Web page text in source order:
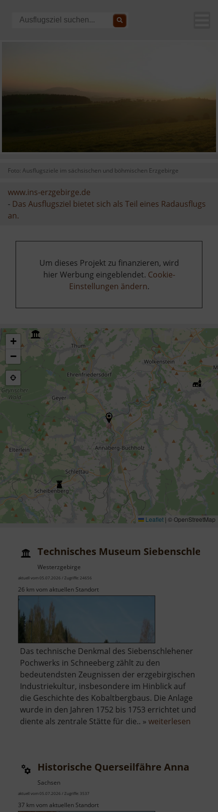
Foto: Ausflugsziele im sächsischen und böhmischen Erzgebirge
www.ins-erzgebirge.de
- Das Ausflugsziel bietet sich als Teil eines Radausflugs
an.
Um dieses Projekt zu finanzieren, wird
hier Werbung eingeblendet. Cookie-
Einstellungen ändern.
+
−
Leaflet | © OpenStreetMap
Technisches Museum
Westerzgebirge
aktuell vom 05.07.2026 / Zugriffe: 24656
26 km vom aktuellen Standort
Das technische Denkmal des Siebenschlehener
Pochwerks in Schneeberg zählt zu den
bedeutendsten Zeugnissen der erzgebirgischen
Industriekultur, insbesondere im Hinblick auf
die Geschichte des Kobaltbergbaus. Die Anlage
wurde in den Jahren 1752 bis 1753 errichtet und
diente als zentrale Stätte für die.. » weiterlesen
Historische Querseilfähre Anna
Sachsen
aktuell vom 05.07.2026 / Zugriffe: 3537
37 km vom aktuellen Standort